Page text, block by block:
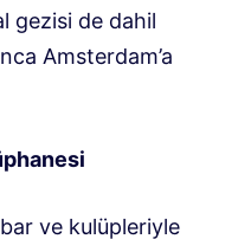
gezisi de dahil
Amsterdam’a
ve kulüpleriyle